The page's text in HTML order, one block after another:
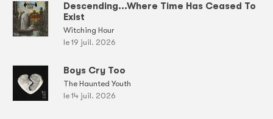
Descending...Where Time Has Ceased To
Exist
Witching Hour
le 19 juil. 2026
Boys Cry Too
The Haunted Youth
le 14 juil. 2026